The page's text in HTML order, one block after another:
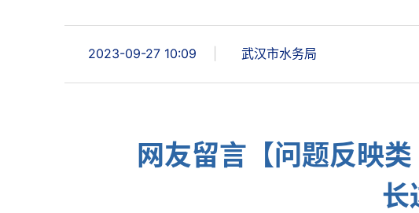
2023-09-27 10:09 武汉市水务局
网友留言【问题反映
长